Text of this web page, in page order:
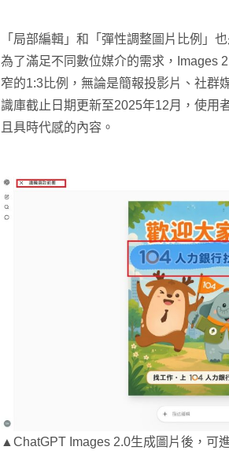
「局部編輯」和「彈性調整圖片比例」
為了滿足不同數位媒介的需求，Images
窄的1:3比例，無論是簡報投影片、社群
識庫截止日期更新至2025年12月，使用
且具時代感的內容。
▲ChatGPT Images 2.0生成圖片後，可